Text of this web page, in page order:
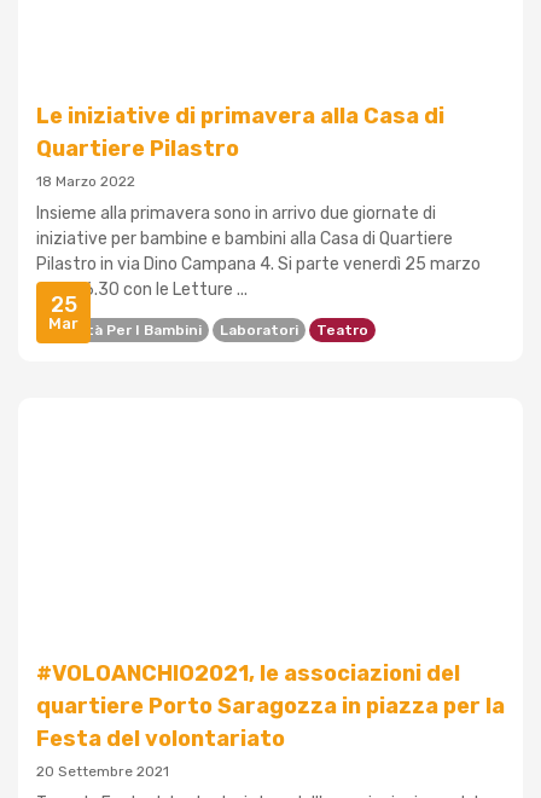
25
Mar
Le iniziative di primavera alla Casa di
Quartiere Pilastro
18 Marzo 2022
Insieme alla primavera sono in arrivo due giornate di
iniziative per bambine e bambini alla Casa di Quartiere
Pilastro in via Dino Campana 4. Si parte venerdì 25 marzo
dalle 16.30 con le Letture ...
Attività Per I Bambini Laboratori Teatro
#VOLOANCHIO2021, le associazioni del
quartiere Porto Saragozza in piazza per la
Festa del volontariato
20 Settembre 2021